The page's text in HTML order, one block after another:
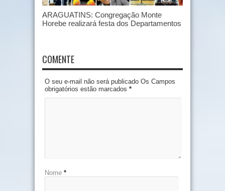
ARAGUATINS: Congregação Monte
Horebe realizará festa dos Departamentos
COMENTE
O seu e-mail não será publicado Os Campos
obrigatórios estão marcados *
Nome *